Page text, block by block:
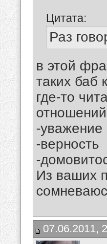
Цитата:
Раз
в этой
таких баб
где-то
-уважение
-верность
-
Из ваших
07.06.2011,